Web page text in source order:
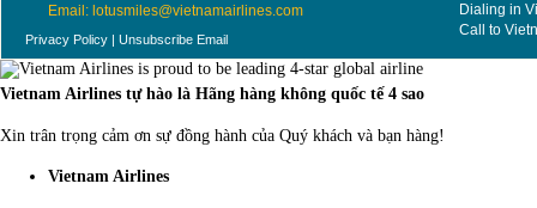
Email: lotusmiles@vietnamairlines.com
Privacy Policy Unsubscribe Email
Dialing in
Call to
Vietnam Airlines tự hào là Hãng hàng không quốc tế 4 sao
Xin trân trọng cảm ơn sự đồng hành của Quý khách và bạn hàng!
Vietnam Airlines